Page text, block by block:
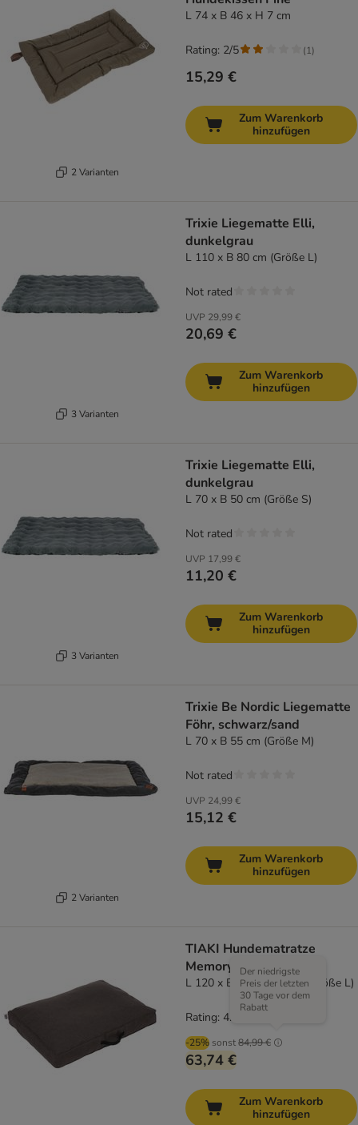
2 Varianten
L 74 x B 46 x H 7 cm
15,29 €
Rating: 2/5 (1)
Zum Warenkorb
hinzufügen
3 Varianten
Trixie Liegematte Elli,
dunkelgrau
L 110 x B 80 cm (Größe L)
UVP 29,99 €
20,69 €
Not rated
Zum Warenkorb
hinzufügen
3 Varianten
Trixie Liegematte Elli,
dunkelgrau
L 70 x B 50 cm (Größe S)
UVP 17,99 €
11,20 €
Not rated
Zum Warenkorb
hinzufügen
2 Varianten
Trixie Be Nordic Liegematte
Föhr, schwarz/sand
L 70 x B 55 cm (Größe M)
UVP 24,99 €
15,12 €
Not rated
Zum Warenkorb
hinzufügen
TIAKI Hundematratze
Memory Foam, braun
L 120 x B 90 x H 19 cm (Größe L)
-25% sonst84,99 €
Der niedrigste
Preis der letzten
30 Tage vor dem
Rabatt
63,74 €
Rating: 4.7/5
Zum Warenkorb
hinzufügen